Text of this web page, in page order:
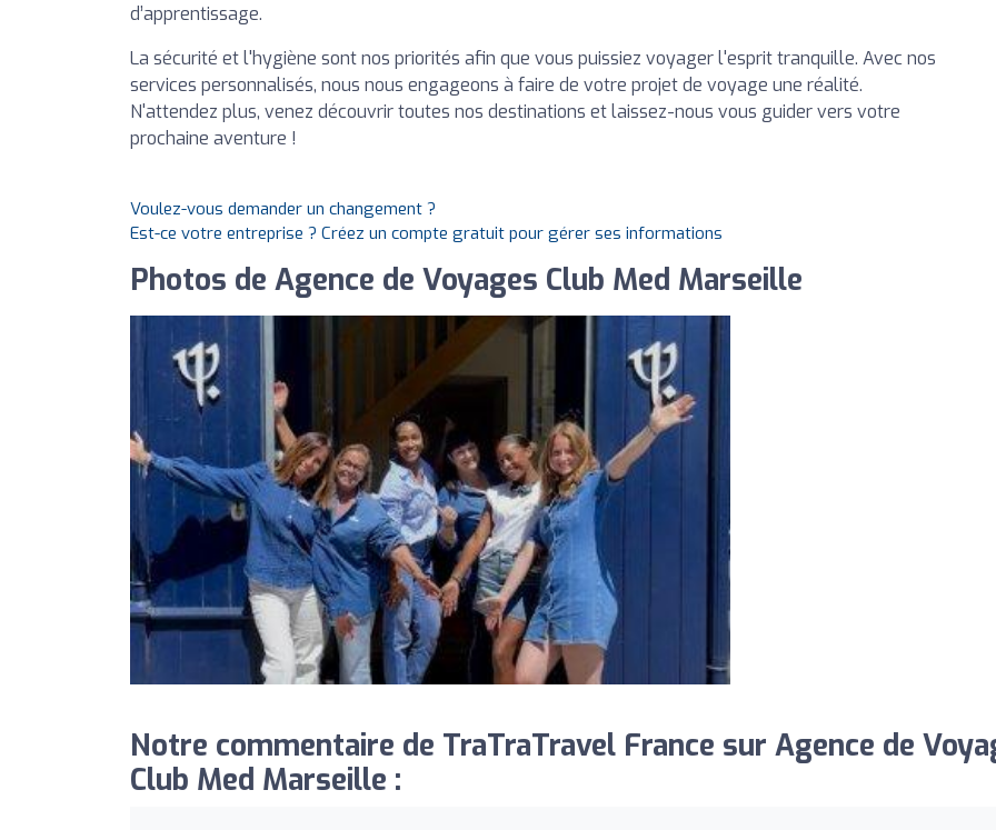
d’apprentissage.
La sécurité et l'hygiène sont nos priorités afin que vous puissiez voyager l'esprit tranquille. Avec nos
services personnalisés, nous nous engageons à faire de votre projet de voyage une réalité.
N'attendez plus, venez découvrir toutes nos destinations et laissez-nous vous guider vers votre
prochaine aventure !
Voulez-vous demander un changement ?
Est-ce votre entreprise ? Créez un compte gratuit pour gérer ses informations
Photos de Agence de Voyages Club Med Marseille
Notre commentaire de TraTraTravel France sur Agence de
Club Med Marseille :